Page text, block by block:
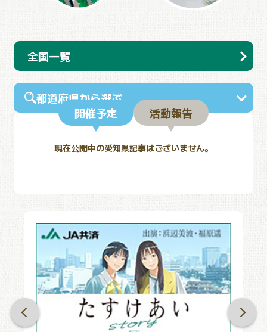
全国一覧
都道府県から選ぶ
開催予定
活動報告
現在公開中の愛知県記事はございません。